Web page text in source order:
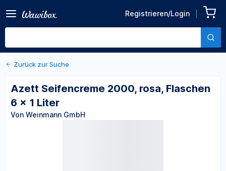
Registrieren/Login
rosa, Flaschen 6 x 1 Liter
Von Weinmann GmbH
Zurück zu den Produktdetails
Zurück zur Suche
Azett Seifencreme 2000, rosa, Flaschen
6 x 1 Liter
Von Weinmann GmbH